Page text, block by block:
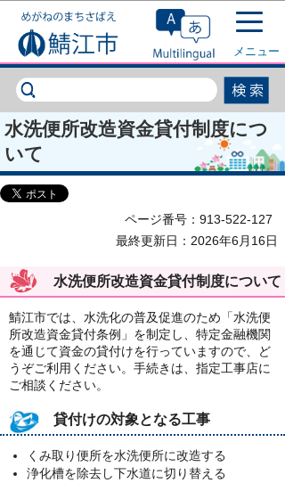
このページの本文へ移動
メニュー
水洗便所改造資金貸付制度につ
いて
ページ番号：913-522-127
最終更新日：2026年6月16日
水洗便所改造資金貸付制度について
鯖江市では、水洗化の普及促進のため「水洗便
所改造資金貸付条例」を制定し、特定金融機関
を通じて資金の貸付けを行っていますので、ど
うぞご利用ください。手続きは、指定工事店に
ご相談ください。
貸付けの対象となる工事
くみ取り便所を水洗便所に改造する
浄化槽を除去し下水道に切り替える